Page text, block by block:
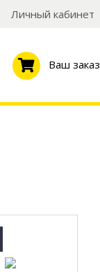
Личный кабинет
Ваш заказ